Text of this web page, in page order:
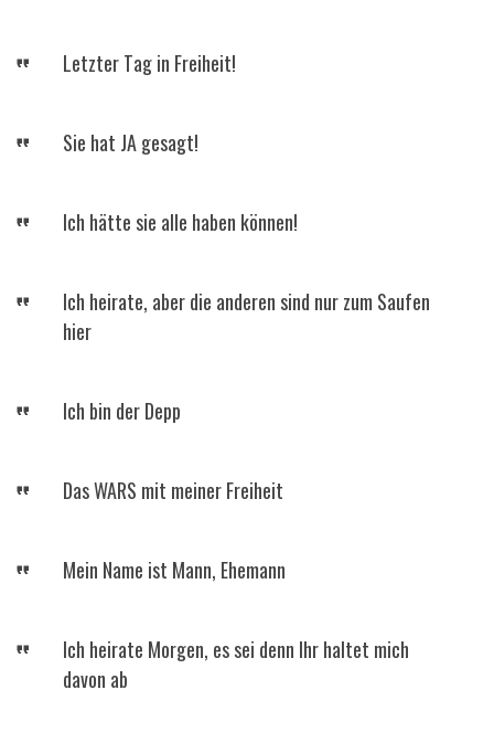
Letzter Tag in Freiheit!
Sie hat JA gesagt!
Ich hätte sie alle haben können!
Ich heirate, aber die anderen sind nur zum Saufen
hier
Ich bin der Depp
Das WARS mit meiner Freiheit
Mein Name ist Mann, Ehemann
Ich heirate Morgen, es sei denn Ihr haltet mich
davon ab